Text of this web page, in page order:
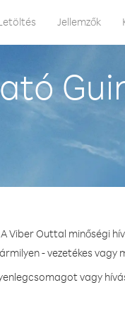
Jellemzők
A Viber Outtal minőségi
- vezetékes
vagy